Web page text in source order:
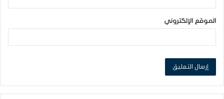
الموقع الإلكتروني